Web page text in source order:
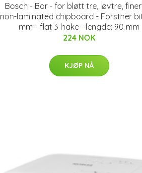
Bosch - Bor - for bløtt tre, løvtre,
non-laminated chipboard - Forstner
mm - flat 3-hake - lengde: 90 mm
224 NOK
KJØP NÅ